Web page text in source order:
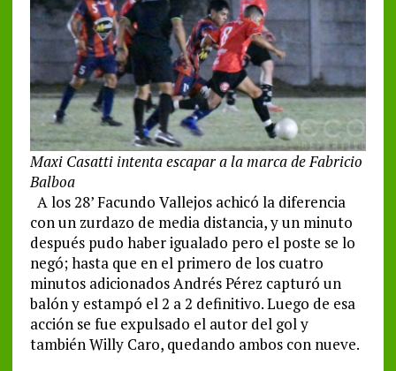
Maxi Casatti intenta escapar a la marca de Fabricio
Balboa
A los 28’ Facundo Vallejos achicó la diferencia
con un zurdazo de media distancia, y un minuto
después pudo haber igualado pero el poste se lo
negó; hasta que en el primero de los cuatro
minutos adicionados Andrés Pérez capturó un
balón y estampó el 2 a 2 definitivo. Luego de esa
acción se fue expulsado el autor del gol y
también Willy Caro, quedando ambos con nueve.